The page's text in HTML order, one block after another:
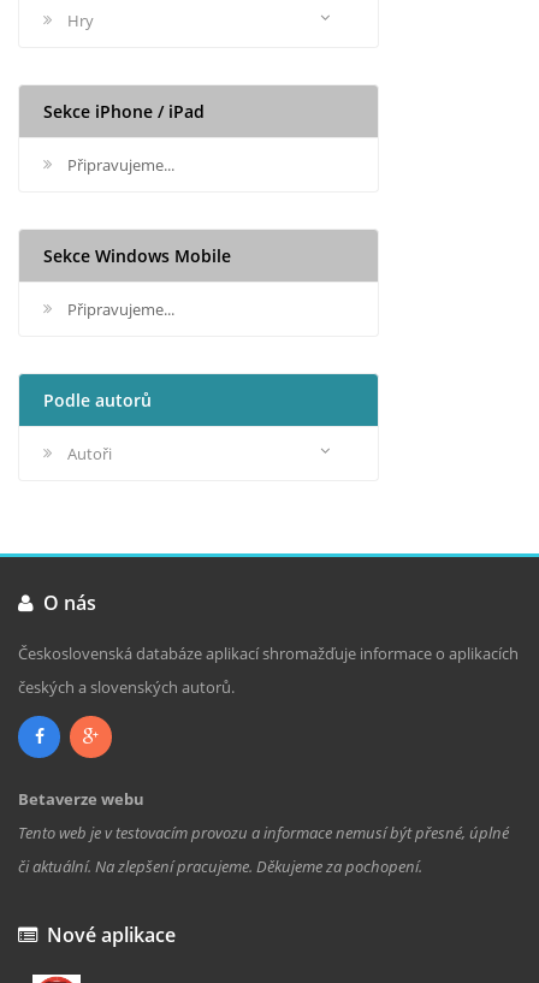
Hry
Sekce iPhone / iPad
Připravujeme...
Sekce Windows Mobile
Připravujeme...
Podle autorů
Autoři
O nás
Československá databáze aplikací shromažďuje informace o aplikacích
českých a slovenských autorů.
Betaverze webu
Tento web je v testovacím provozu a informace nemusí být přesné, úplné
či aktuální. Na zlepšení pracujeme. Děkujeme za pochopení.
Nové aplikace